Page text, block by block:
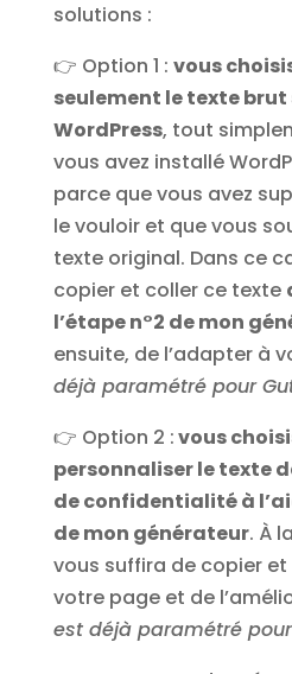
solutions :
👉 Option 1 : vous
seulement le texte
WordPress, tout
vous avez installé
parce que vous avez
le vouloir et que vous
texte original. Dans ce
copier et coller ce texte
l’étape n°2 de mon
ensuite, de l’adapter à
déjà paramétré pour
👉 Option 2 :vous
personnaliser le texte
de confidentialité à
de mon générateur. À
vous suffira de copier
votre page et de
est déjà paramétré